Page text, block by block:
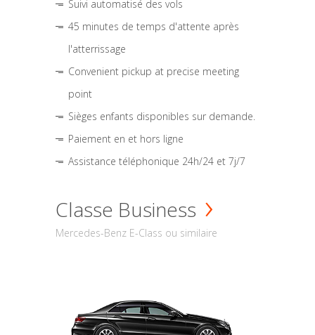
Suivi automatisé des vols
45 minutes de temps d'attente après
l'atterrissage
Convenient pickup at precise meeting
point
Sièges enfants disponibles sur demande.
Paiement en et hors ligne
Assistance téléphonique 24h/24 et 7j/7
Classe Business
Mercedes-Benz E-Class ou similaire